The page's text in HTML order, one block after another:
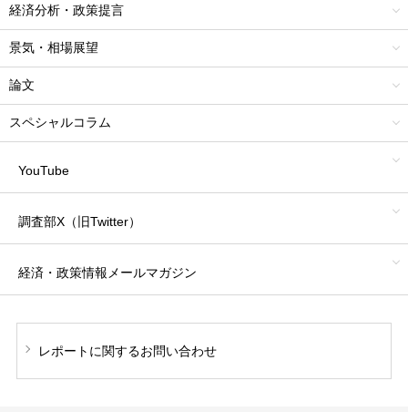
経済分析・政策提言
景気・相場展望
論文
スペシャルコラム
YouTube
調査部X（旧Twitter）
経済・政策情報 メールマガジン
レポートに関するお問い合わせ